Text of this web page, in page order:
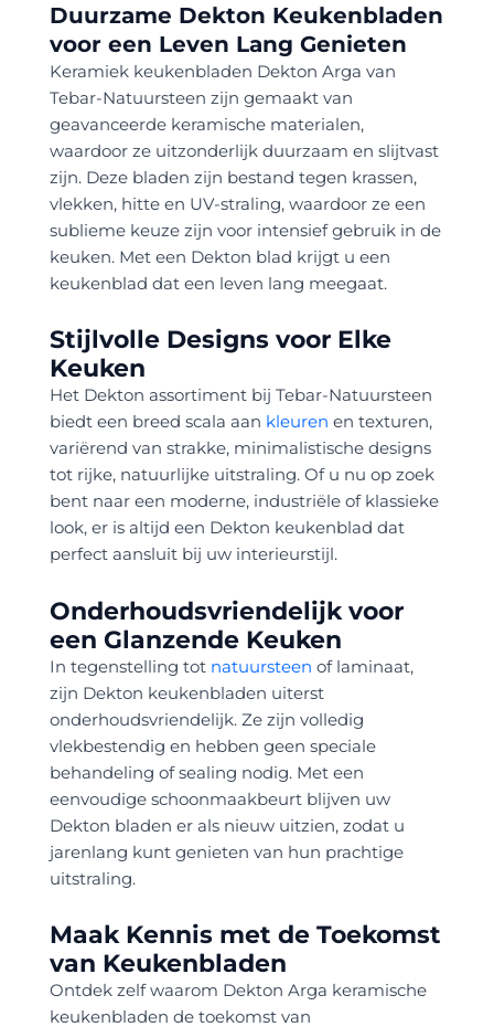
Duurzame Dekton Keukenbladen
voor een Leven Lang Genieten
Keramiek keukenbladen Dekton Arga van
Tebar-Natuursteen zijn gemaakt van
geavanceerde keramische materialen,
waardoor ze uitzonderlijk duurzaam en slijtvast
zijn. Deze bladen zijn bestand tegen krassen,
vlekken, hitte en UV-straling, waardoor ze een
sublieme keuze zijn voor intensief gebruik in de
keuken. Met een Dekton blad krijgt u een
keukenblad dat een leven lang meegaat.
Stijlvolle Designs voor Elke
Keuken
Het Dekton assortiment bij Tebar-Natuursteen
biedt een breed scala aan kleuren en texturen,
variërend van strakke, minimalistische designs
tot rijke, natuurlijke uitstraling. Of u nu op zoek
bent naar een moderne, industriële of klassieke
look, er is altijd een Dekton keukenblad dat
perfect aansluit bij uw interieurstijl.
Onderhoudsvriendelijk voor
een Glanzende Keuken
In tegenstelling tot natuursteen of laminaat,
zijn Dekton keukenbladen uiterst
onderhoudsvriendelijk. Ze zijn volledig
vlekbestendig en hebben geen speciale
behandeling of sealing nodig. Met een
eenvoudige schoonmaakbeurt blijven uw
Dekton bladen er als nieuw uitzien, zodat u
jarenlang kunt genieten van hun prachtige
uitstraling.
Maak Kennis met de Toekomst
van Keukenbladen
Ontdek zelf waarom Dekton Arga keramische
keukenbladen de toekomst van